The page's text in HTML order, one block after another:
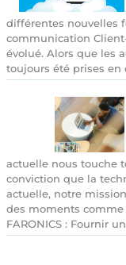
différentes nouvelles
communication
évolué. Alors que les
toujours été prises en
actuelle nous touche
conviction que la
actuelle, notre
des moments comme
FARONICS : Fournir